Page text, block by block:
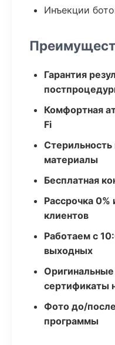
Инъекции
Гарантия
Комфортная
Fi
материалы
Бесплатная
Рассрочка
клиентов
Работаем с
выходных
сертификаты
Фото до/
программы